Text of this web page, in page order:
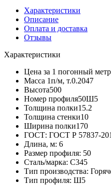
Характеристики
Описание
Оплата и доставка
Отзывы
Характеристики
Цена за 1 погонный
Масса 1п/м, т.0.2047
Высота500
Номер профиля50Ш5
Толщина полки15.2
Толщина стенки10
Ширина полки170
ГОСТ: ГОСТ Р 57837-
Длина, м: 6
Размер профиля: 50
Сталь/марка: С345
Тип производства:
Тип профиля: Ш5